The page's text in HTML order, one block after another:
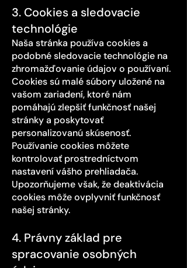
3. Cookies a sledovacie
technológie
Naša stránka používa cookies a
podobné sledovacie technológie na
zhromažďovanie údajov o používaní.
Cookies sú malé súbory uložené na
vašom zariadení, ktoré nám
pomáhajú zlepšiť funkčnosť našej
stránky a poskytovať
personalizovanú skúsenosť.
Používanie cookies môžete
kontrolovať prostredníctvom
nastavení vášho prehliadača.
Upozorňujeme však, že deaktivácia
cookies môže ovplyvniť funkčnosť
našej stránky.
4. Právny základ pre
spracovanie osobných